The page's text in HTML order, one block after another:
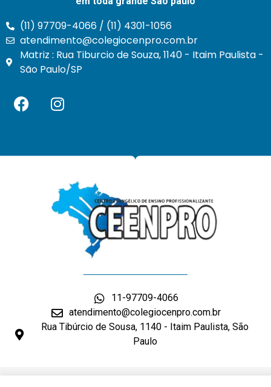
(11) 97709-4066 / (11) 4301-1056
atendimento@colegiocenpro.com.br
Matriz : Rua Tiburcio de Souza, 1140 - Itaim Paulista -
São Paulo/SP
11-97709-4066
atendimento@colegiocenpro.com.br
Rua Tibúrcio de Sousa, 1140 - Itaim Paulista, São
Paulo